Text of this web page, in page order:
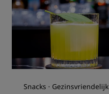
Snacks ·